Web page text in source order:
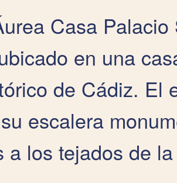
Casa
en una
de Cádiz. El
escalera
a los tejados de